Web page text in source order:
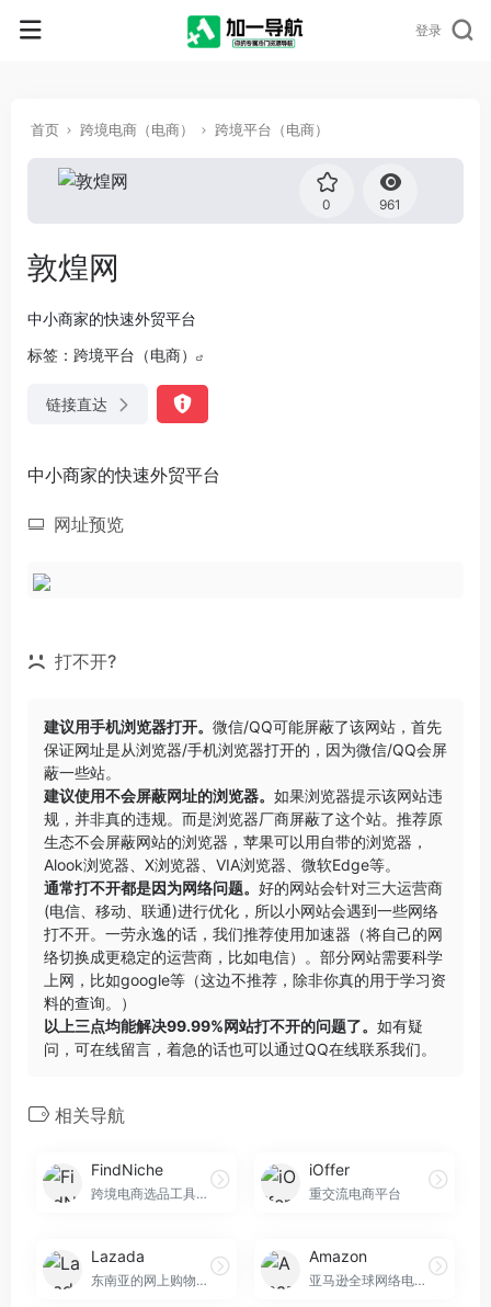
登录
首页 跨境电商（电商） 跨境平台（电商）
0 961
敦煌网
中小商家的快速外贸平台
标签： 跨境平台（电商）
链接直达
中小商家的快速外贸平台
网址预览
打不开?
建议用手机浏览器打开。 微信/QQ可能屏蔽了该网站，首先
保证网址是从浏览器/手机浏览器打开的，因为微信/QQ会屏
蔽一些站。
建议使用不会屏蔽网址的浏览器。 如果浏览器提示该网站违
规，并非真的违规。而是浏览器厂商屏蔽了这个站。推荐原
生态不会屏蔽网站的浏览器，苹果可以用自带的浏览器，
Alook浏览器
X浏览器 VIA浏览器 微软Edge等。
通常打不开都是因为网络问题。 好的网站会针对三大运营商
(电信、移动、联通)进行优化，所以小网站会遇到一些网络
打不开。一劳永逸的话，我们推荐使用加速器（将自己的网
络切换成更稳定的运营商，比如电信）。部分网站需要科学
上网，比如google等（这边不推荐，除非你真的用于学习资
料的查询。）
以上三点均能解决99.99%网站打不开的问题了。 如有疑
问，可在线留言，着急的话也可以通过QQ在线联系我们。
相关导航
FindNiche
跨境电商选品工具，丰富的产品数据和Shopify店铺数据
iOffer
重交流电商平台
Lazada
东南亚的网上购物平台
Amazon
亚马逊全球网络电子商务平台